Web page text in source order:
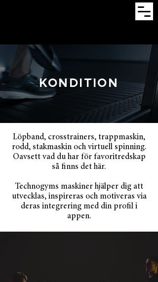
KONDITION
Löpband, crosstrainers, trappmaskin,
rodd, stakmaskin och virtuell spinning.
Oavsett vad du har för favoritredskap
så finns det här.
Technogyms maskiner hjälper dig att
utvecklas, inspireras och motiveras via
deras integrering med din profil i
appen.